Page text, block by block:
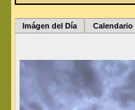
Imágen del Día Calendario